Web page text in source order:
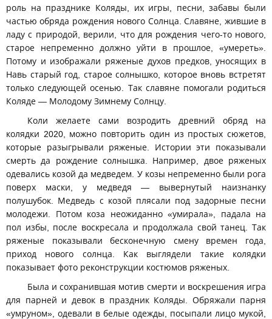
роль на празднике Коляды, их игры, песни, забавы были
частью обряда рождения нового Солнца. Славяне, жившие в
ладу с природой, верили, что для рождения чего-то нового,
старое непременно должно уйти в прошлое, «умереть».
Потому и изображали ряженые духов предков, уносящих в
Навь старый год, старое солнышко, которое вновь встретят
только следующей осенью. Так славяне помогали родиться
Коляде — Молодому Зимнему Солнцу.
Коли желаете сами возродить древний обряд на
колядки 2020, можно повторить один из простых сюжетов,
которые разыгрывали ряженые. Истории эти показывали
смерть да рождение солнышка. Например, двое ряженых
одевались козой да медведем. У козы непременно были рога
поверх маски, у медведя — вывернутый наизнанку
полушубок. Медведь с козой плясали под задорные песни
молодежи. Потом коза неожиданно «умирала», падала на
пол избы, после воскресала и продолжала свой танец. Так
ряженые показывали бесконечную смену времен года,
приход нового солнца. Как выглядели такие колядки
показывает фото реконструкции костюмов ряженых.
Была и сохранившая мотив смерти и воскрешения игра
для парней и девок в праздник Коляды. Обряжали парня
«умруном», одевали в белые одежды, посыпали лицо мукой,